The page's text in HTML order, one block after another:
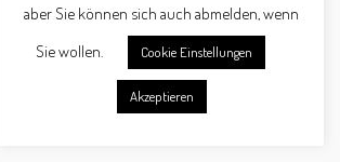
aber Sie können sich auch abmelden, wenn
Sie wollen.
Cookie Einstellungen
Akzeptieren